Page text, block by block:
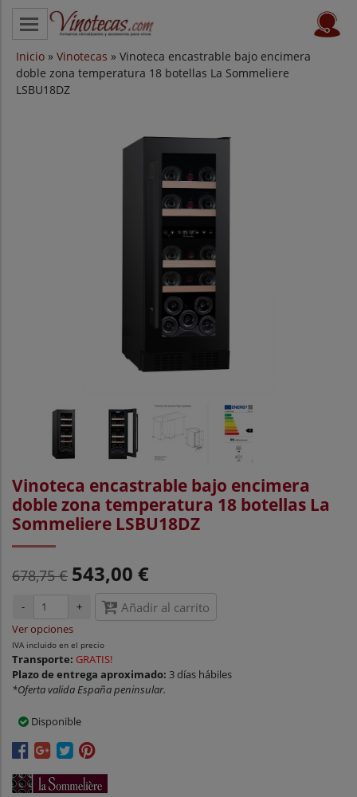
CATEGORÍAS
VINOTECAS POR MARCAS
Inicio » Vinotecas » Vinoteca encastrable bajo encimera
doble zona temperatura 18 botellas La Sommeliere
LSBU18DZ
Vinoteca encastrable bajo encimera
doble zona temperatura 18 botellas La
Sommeliere LSBU18DZ
678,75 € 543,00 €
- + Añadir al carrito
Ver opciones
IVA incluido en el precio
Transporte: GRATIS!
Plazo de entrega aproximado: 3 días hábiles
*Oferta valida España peninsular.
Disponible